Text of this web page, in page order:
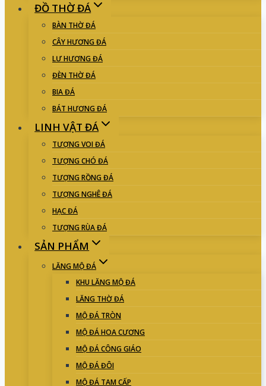
ĐỒ THỜ ĐÁ
BÀN THỜ ĐÁ
CÂY HƯƠNG ĐÁ
LƯ HƯƠNG ĐÁ
ĐÈN THỜ ĐÁ
BIA ĐÁ
BÁT HƯƠNG ĐÁ
LINH VẬT ĐÁ
TƯỢNG VOI ĐÁ
TƯỢNG CHÓ ĐÁ
TƯỢNG RỒNG ĐÁ
TƯỢNG NGHÊ ĐÁ
HẠC ĐÁ
TƯỢNG RÙA ĐÁ
SẢN PHẨM
LĂNG MỘ ĐÁ
KHU LĂNG MỘ ĐÁ
LĂNG THỜ ĐÁ
MỘ ĐÁ TRÒN
MỘ ĐÁ HOA CƯƠNG
MỘ ĐÁ CÔNG GIÁO
MỘ ĐÁ ĐÔI
MỘ ĐÁ TAM CẤP